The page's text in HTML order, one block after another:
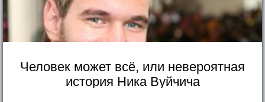
Человек может всё, или невероятная
история Ника Вуйчича